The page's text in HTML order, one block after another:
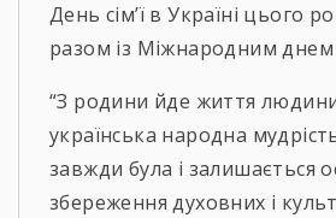
День сім’ї в Україні цього
разом із Міжнародним днем
“З родини йде життя
українська народна
завжди була і залишається
збереження духовних і